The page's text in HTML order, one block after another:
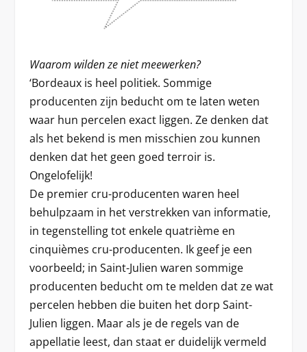
Waarom wilden ze niet meewerken?
‘Bordeaux is heel politiek. Sommige
producenten zijn beducht om te laten weten
waar hun percelen exact liggen. Ze denken dat
als het bekend is men misschien zou kunnen
denken dat het geen goed terroir is.
Ongelofelijk!
De premier cru-producenten waren heel
behulpzaam in het verstrekken van informatie,
in tegenstelling tot enkele quatrième en
cinquièmes cru-producenten. Ik geef je een
voorbeeld; in Saint-Julien waren sommige
producenten beducht om te melden dat ze wat
percelen hebben die buiten het dorp Saint-
Julien liggen. Maar als je de regels van de
appellatie leest, dan staat er duidelijk vermeld